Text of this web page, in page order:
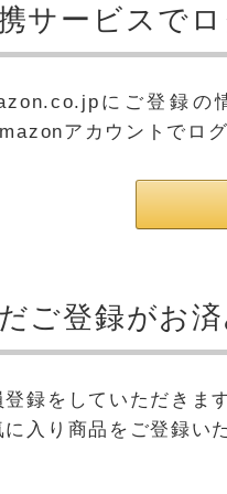
サービスで
にご登録の
アカウントでロ
ご登録がお
登録をしていただきま
に入り商品をご登録い